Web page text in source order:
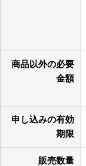
商品以外の必要
金額
申し込みの有効
期限
販売数量